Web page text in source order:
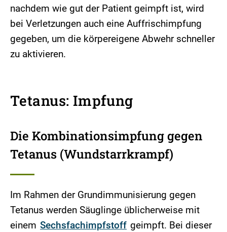
nachdem wie gut der Patient geimpft ist, wird
bei Verletzungen auch eine Auffrischimpfung
gegeben, um die körpereigene Abwehr schneller
zu aktivieren.
Tetanus: Impfung
Die Kombinationsimpfung gegen
Tetanus (Wundstarrkrampf)
Im Rahmen der Grundimmunisierung gegen
Tetanus werden Säuglinge üblicherweise mit
einem Sechsfachimpfstoff geimpft. Bei dieser